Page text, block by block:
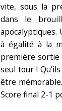
vite, sous la
dans le
apocalyptiques.
à égalité à la
première sortie
seul tour !
être
Score final 2-1